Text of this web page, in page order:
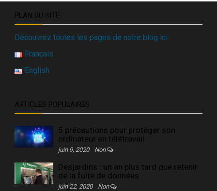
PLAN DU SITE
Découvrez toutes les pages de notre blog ici
Français
English
ARTICLES POPULAIRES
5 précautions pour protéger son
ordinateur en télétravail
juin 9, 2020 Non
Desjardins : un an plus tard que retenir
de la fuite de données
juin 22, 2020 Non